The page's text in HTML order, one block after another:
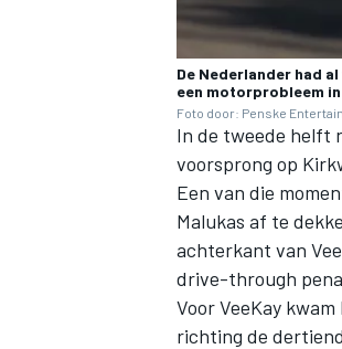
De Nederlander had
een motorprobleem
Foto door: Penske
In de tweede helft
voorsprong op
Een van die
Malukas af te
achterkant van
drive-through
Voor VeeKay
richting de